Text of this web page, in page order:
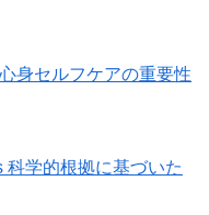
身セルフケアの重要性
科学的根拠に基づいた